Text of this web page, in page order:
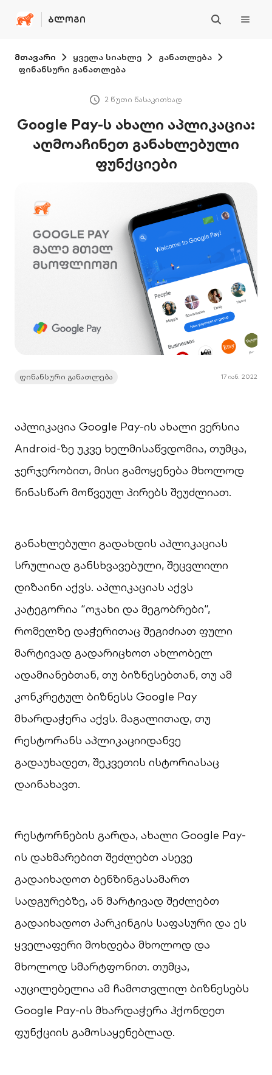
ᲑᲚᲝᲒᲘ
მთავარი ყველა სიახლე
განათლება
ფინანსური განათლება
2 წუთი წასაკითხად
Google Pay-ს ახალი აპლიკაცია:
აღმოაჩინეთ განახლებული
ფუნქციები
ფინანსური განათლება 17 იან. 2022
აპლიკაცია Google Pay-ის ახალი ვერსია
Android-ზე უკვე ხელმისაწვდომია, თუმცა,
ჯერჯერობით, მისი გამოყენება მხოლოდ
წინასწარ მოწვეულ პირებს შეუძლიათ.
განახლებული გადახდის აპლიკაციას
სრულიად განსხვავებული, შეცვლილი
დიზაინი აქვს. აპლიკაციას აქვს
კატეგორია “ოჯახი და მეგობრები“,
რომელზე დაჭერითაც შეგიძიათ ფული
მარტივად გადარიცხოთ ახლობელ
ადამიანებთან, თუ ბიზნესებთან, თუ ამ
კონკრეტულ ბიზნესს Google Pay
მხარდაჭერა აქვს. მაგალითად, თუ
რესტორანს აპლიკაციიდანვე
გადაუხადეთ, შეკვეთის ისტორიასაც
დაინახავთ.
რესტორნების გარდა, ახალი Google Pay-
ის დახმარებით შეძლებთ ასევე
გადაიხადოთ ბენზინგასამართ
სადგურებზე, ან მარტივად შეძლებთ
გადაიხადოთ პარკინგის საფასური და ეს
ყველაფერი მოხდება მხოლოდ და
მხოლოდ სმარტფონით. თუმცა,
აუცილებელია ამ ჩამოთვლილ ბიზნესებს
Google Pay-ის მხარდაჭერა ჰქონდეთ
ფუნქციის გამოსაყენებლად.